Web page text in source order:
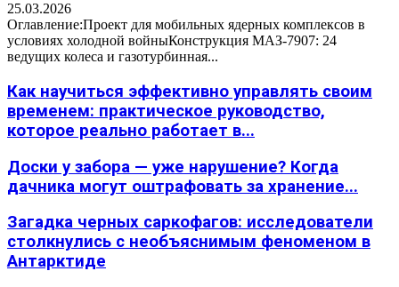
25.03.2026
Оглавление:Проект для мобильных ядерных комплексов в
условиях холодной войныКонструкция МАЗ-7907: 24
ведущих колеса и газотурбинная...
Как научиться эффективно управлять своим
временем: практическое руководство,
которое реально работает в...
Доски у забора — уже нарушение? Когда
дачника могут оштрафовать за хранение...
Загадка черных саркофагов: исследователи
столкнулись с необъяснимым феноменом в
Антарктиде